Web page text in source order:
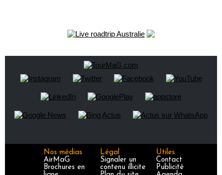
Nos médias
AirMaG
Brochures en
Légal
Signaler un
contenu illicite
Utiles
Contact
Publicité